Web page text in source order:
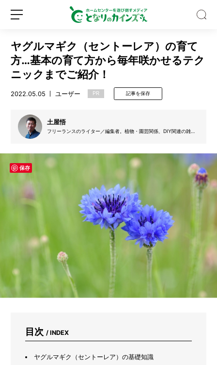
「日
に
涼
し
い？」
カ
ラ
ヤグルマギク（セントーレア）の育て
方…基本の育て方から毎年咲かせるテク
ニックまでご紹介！
2022.05.05 ユーザー PR 記事を保存
土屋悟
フリーランスのライター／編集者。植物・園芸関係、DIY関連の雑
保存
目次 / INDEX
ヤグルマギク（セントーレア）の基礎知識